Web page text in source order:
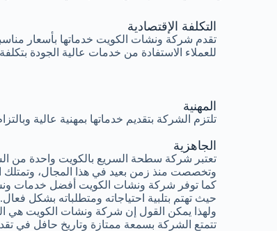
التكلفة الإقتصادية
تقدم شركة ونشات الكويت خدماتها بأسعار
للعملاء الاستفادة من خدمات عالية الجودة
المهنية
تلتزم الشركة بتقديم خدماتها بمهنية عالية
الجاهزية
تعتبر شركة سطحة السريع بالكويت واحدة من
وتخصصت منذ زمن بعيد في هذا المجال،
كما توفر شركة ونشات الكويت أفضل خدمات
حيث تهتم بتلبية احتياجاته ومتطلباته بشكل فعال.
ولهذا يمكن القول إن شركة ونشات الكويت هي
تتمتع الشركة بسمعة ممتازة وتاريخ حافل في